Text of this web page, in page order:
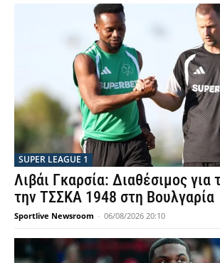
SUPER LEAGUE 1
Λιβάι Γκαρσία: Διαθέσιμος για
την ΤΣΣΚΑ 1948 στη Βουλγαρία
Sportlive Newsroom - 06/08/2026 20:10